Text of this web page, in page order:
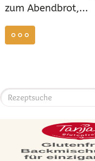
zum Abendbrot,...